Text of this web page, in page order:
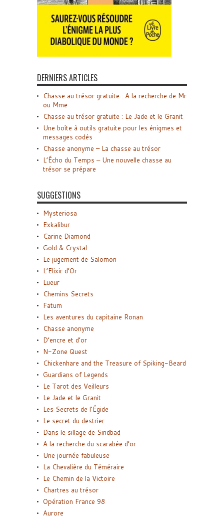
DERNIERS ARTICLES
Chasse au trésor gratuite : A la recherche de Mr
ou Mme
Chasse au trésor gratuite : Le Jade et le Granit
Une boîte à outils gratuite pour les énigmes et
messages codés
Chasse anonyme – La chasse au trésor
L’Écho du Temps – Une nouvelle chasse au
trésor se prépare
SUGGESTIONS
Mysteriosa
Exkalibur
Carine Diamond
Gold & Crystal
Le jugement de Salomon
L’Elixir d’Or
Lueur
Chemins Secrets
Fatum
Les aventures du capitaine Ronan
Chasse anonyme
D’encre et d’or
N-Zone Quest
Chickenhare and the Treasure of Spiking-Beard
Guardians of Legends
Le Tarot des Veilleurs
Le Jade et le Granit
Les Secrets de l’Égide
Le secret du destrier
Dans le sillage de Sindbad
A la recherche du scarabée d’or
Une journée fabuleuse
La Chevalière du Téméraire
Le Chemin de la Victoire
Chartres au trésor
Opération France 98
Aurore